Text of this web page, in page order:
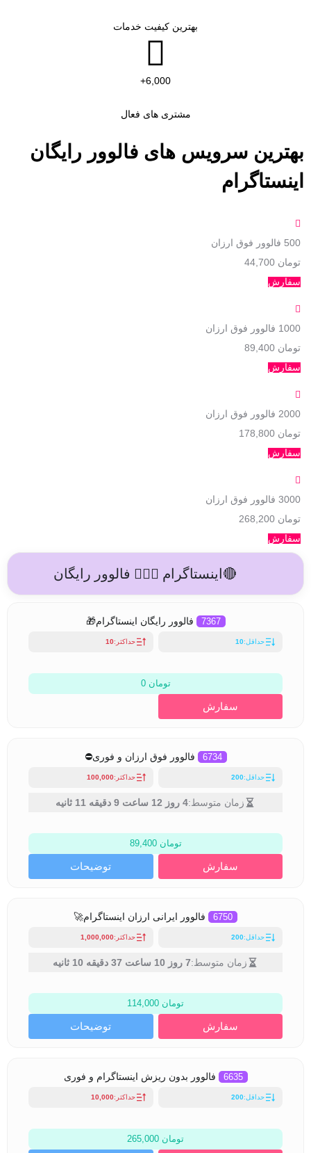
بهترین کیفیت خدمات
6,000+
مشتری های فعال
بهترین سرویس های فالوور رایگان
اینستاگرام
500 فالوور فوق ارزان
تومان 44,700
سفارش
1000 فالوور فوق ارزان
تومان 89,400
سفارش
2000 فالوور فوق ارزان
تومان 178,800
سفارش
3000 فالوور فوق ارزان
تومان 268,200
سفارش
🔴اینستاگرام 🙍🏻‍♂️ فالوور رایگان
7367 فالوور رایگان اینستاگرام🎁
حداقل:10 حداکثر:10
تومان 0
سفارش
6734 فالوور فوق ارزان و فوری⛔
حداقل:200 حداکثر:100,000
زمان متوسط:4 روز 12 ساعت 9 دقیقه 11 ثانیه
تومان 89,400
سفارش توضیحات
6750 فالوور ایرانی ارزان اینستاگرام🚀
حداقل:200 حداکثر:1,000,000
زمان متوسط:7 روز 10 ساعت 37 دقیقه 10 ثانیه
تومان 114,000
سفارش توضیحات
6635 فالوور بدون ریزش اینستاگرام و فوری
حداقل:200 حداکثر:10,000
تومان 265,000